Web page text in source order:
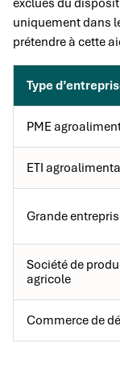
exclues du
uniquement dans
prétendre à cette
Type
PME
ETI
Grande
Société de
agricole
Commerce de